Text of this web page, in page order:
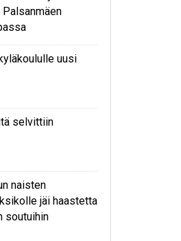
uusi
selvittiin
naisten
jäi haastetta
soutuihin